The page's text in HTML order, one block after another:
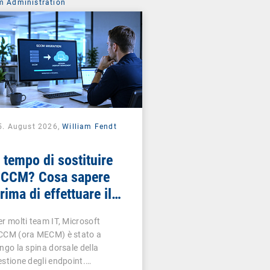
Administration
August 2026,William Fendt
tempo di sostituire
Cosa sapere
di effettuare il
molti team IT, Microsoft
(ora MECM) è stato a
la spina dorsale della
degli endpoint.…